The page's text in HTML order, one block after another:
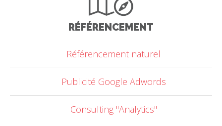
RÉFÉRENCEMENT
Référencement naturel
Publicité Google Adwords
Consulting "Analytics"